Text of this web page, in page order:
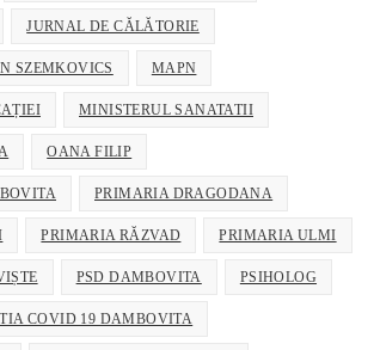
JURNAL DE CĂLĂTORIE
SZEMKOVICS MAPN
MINISTERUL SANATATII
OANA FILIP
PRIMARIA DRAGODANA
PRIMARIA RĂZVAD PRIMARIA ULMI
PSD DAMBOVITA PSIHOLOG
COVID 19 DAMBOVITA